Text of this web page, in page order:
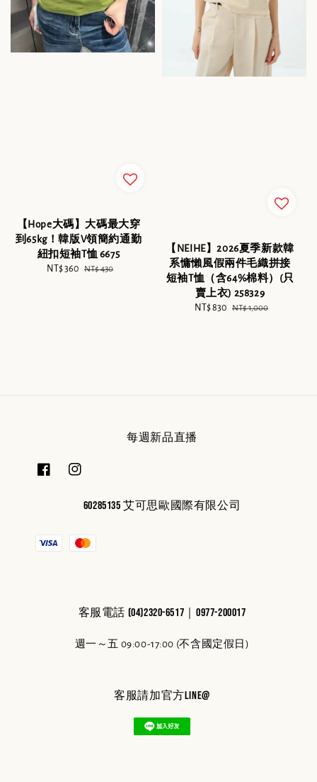
【Hope大碼】大碼最大穿
到65kg！韓版V領簡約通勤
紐扣短袖T恤 6675
Sale
NT$ 360 Regular
NT$ 430
【NEIHE】2026夏季新款韓
系慵懶風假兩件毛織拼接
短袖T恤（含64%棉料）(只
賣上衣) 258329
Sale
NT$ 830 Regular
NT$ 1,000
每週新品直播
60285135 艾可思歐國際有限公司
客服電話 (04)2320-6517｜0977-200017
週一～五 09:00-17:00 (不含國定假日)
客服請加官方line@